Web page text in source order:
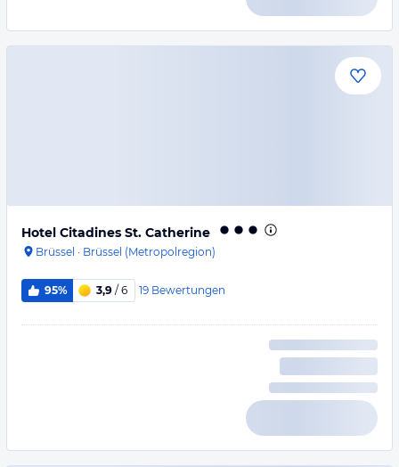
Hotel Citadines St. Catherine
Brüssel · Brüssel (Metropolregion)
95% 3,9 / 6 19 Bewertungen